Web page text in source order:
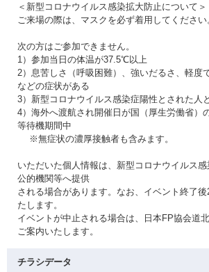
＜新型コロナウイルス感染拡大防止について＞
ご来場の際は、マスクを必ず着用してください
次の方はご参加できません。
1）参加当日の体温が37.5℃以上
2）息苦しさ（呼吸困難）、強いだるさ、軽度
などの症状がある
3）新型コロナウイルス感染症陽性とされた人
4）海外へ渡航され開催日が国（厚生労働省）
等待機期間中
※無症状の濃厚接触者も含みます。
いただいた個人情報は、新型コロナウイルス
公的機関等へ提供
される場合があります。なお、イベント終了
たします。
イベントが中止される場合は、日本FP協会道
ご案内いたします。
チラシデータ